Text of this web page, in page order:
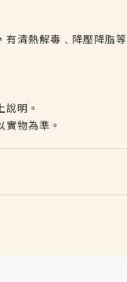
清熱解毒﹑降壓降脂等
說明。
物為準。